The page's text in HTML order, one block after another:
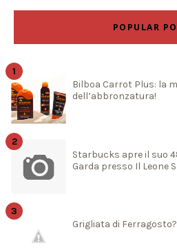
POPULAR
Bilboa Carrot Plus: la
dell’abbronzatura!
Starbucks apre il suo
Garda presso Il Leone
Grigliata di